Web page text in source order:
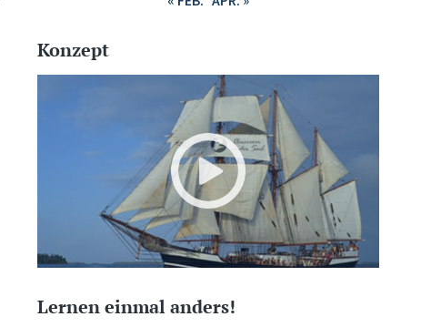
Konzept
Lernen einmal anders!